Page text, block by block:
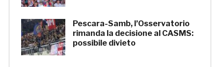
Pescara-Samb, l’Osservatorio
rimanda la decisione al CASMS:
possibile divieto